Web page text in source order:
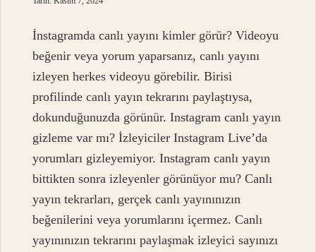
İnstagramda canlı yayını kimler görür? Videoyu
beğenir veya yorum yaparsanız, canlı yayını
izleyen herkes videoyu görebilir. Birisi
profilinde canlı yayın tekrarını paylaştıysa,
dokunduğunuzda görünür. Instagram canlı yayın
gizleme var mı? İzleyiciler Instagram Live’da
yorumları gizleyemiyor. Instagram canlı yayın
bittikten sonra izleyenler görünüyor mu? Canlı
yayın tekrarları, gerçek canlı yayınınızın
beğenilerini veya yorumlarını içermez. Canlı
yayınınızın tekrarını paylaşmak izleyici sayınızı